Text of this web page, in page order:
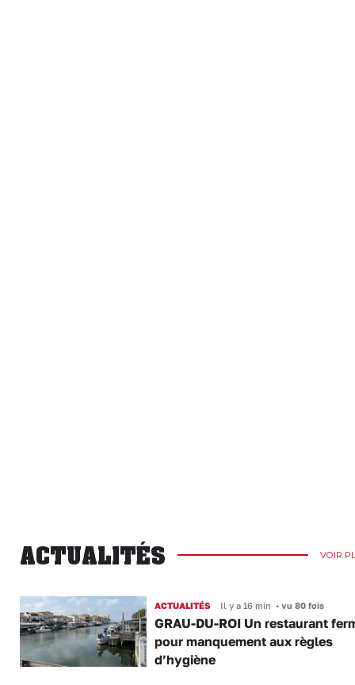
ACTUALITÉS VOIR
ACTUALITÉS Il y a 16 min •vu 80 fois
GRAU-DU-ROI Un restaurant
pour manquement aux règles
d’hygiène